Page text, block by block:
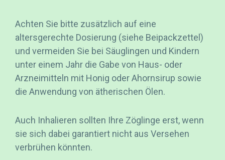
Achten Sie bitte zusätzlich auf eine
altersgerechte Dosierung (siehe Beipackzettel)
und vermeiden Sie bei Säuglingen und Kindern
unter einem Jahr die Gabe von Haus- oder
Arzneimitteln mit Honig oder Ahornsirup sowie
die Anwendung von ätherischen Ölen.
Auch Inhalieren sollten Ihre Zöglinge erst, wenn
sie sich dabei garantiert nicht aus Versehen
verbrühen könnten.